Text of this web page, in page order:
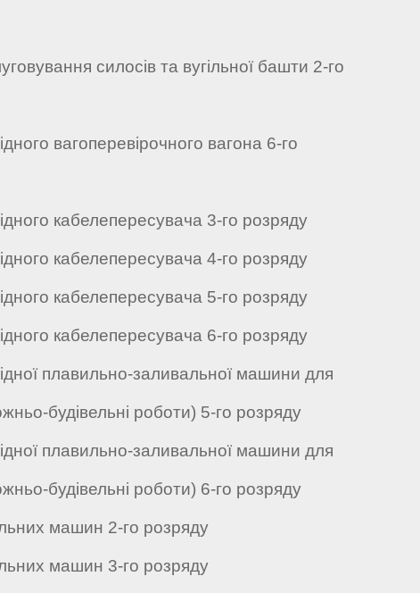
силосів та вугільної башти 2-го
вагоперевірочного вагона 6-го
кабелепересувача 3-го розряду
кабелепересувача 4-го розряду
кабелепересувача 5-го розряду
кабелепересувача 6-го розряду
плавильно-заливальної машини для
будівельні роботи) 5-го розряду
плавильно-заливальної машини для
будівельні роботи) 6-го розряду
машин 2-го розряду
машин 3-го розряду